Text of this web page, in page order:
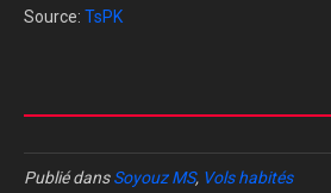
Source: TsPK
Publié dansSoyouz MS, Vols habités